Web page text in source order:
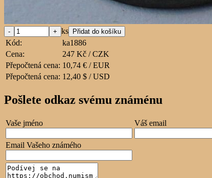
ks
Kód:
ka1886
Cena:
247 Kč / CZK
Přepočtená cena: 10,74 € / EUR
Přepočtená cena: 12,40 $ / USD
Pošlete odkaz svému známénu
Vaše jméno Váš email
Email Vašeho známého